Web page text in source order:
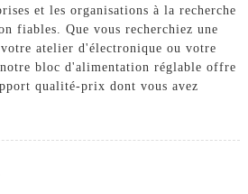
et les organisations à la recherche
fiables. Que vous recherchiez une
atelier d'électronique ou votre
bloc d'alimentation réglable offre
qualité-prix dont vous avez